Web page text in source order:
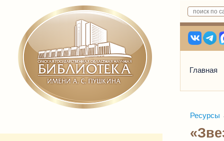
Главная
Ресурсы